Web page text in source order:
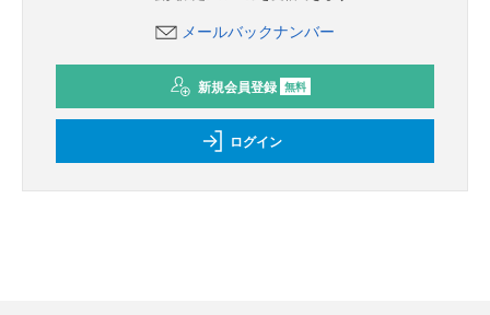
メールバックナンバー
新規会員登録 無料
ログイン